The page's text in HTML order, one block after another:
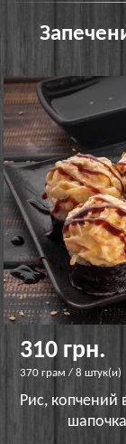
310 грн.
370 грам / 8 штук(и)
Рис, копчений